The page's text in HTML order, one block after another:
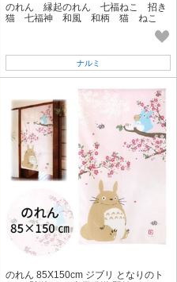
のれん 縁起のれん 七福ねこ 招き
猫 七福神 和風 和柄 猫 ねこ
ナルミ
のれん 85X150cm ジブリ となりのト